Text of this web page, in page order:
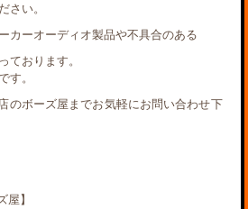
さい。
カーオーディオ製品や不具合のある
ております。
す。
のボーズ屋までお気軽にお問い合わせ下
屋】